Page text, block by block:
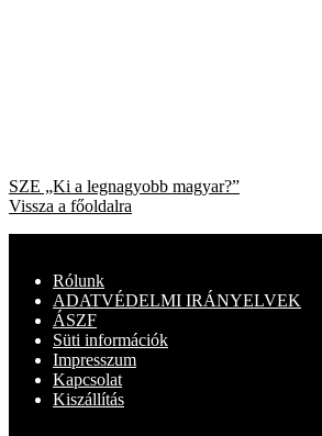
Bejegyzés
navigáció
Previous
post:
SZE „Ki a legnagyobb magyar?”
Vissza a főoldalra
Rólunk
ADATVÉDELMI IRÁNYELVEK
ÁSZF
Süti információk
Impresszum
Kapcsolat
Kiszállítás